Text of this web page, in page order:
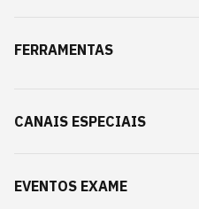
FERRAMENTAS
CANAIS ESPECIAIS
EVENTOS EXAME